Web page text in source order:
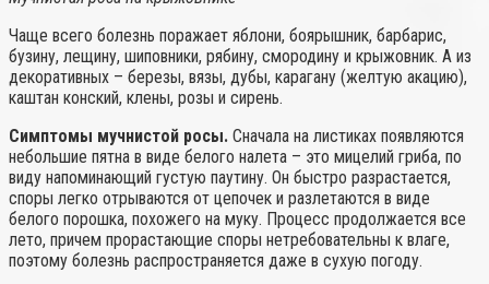
Чаще всего болезнь поражает яблони, боярышник, барбарис,
бузину, лещину, шиповники, рябину, смородину и крыжовник. А из
декоративных – березы, вязы, дубы, карагану (желтую акацию),
каштан конский, клены, розы и сирень.
Симптомы мучнистой росы. Сначала на листиках появляются
небольшие пятна в виде белого налета – это мицелий гриба, по
виду напоминающий густую паутину. Он быстро разрастается,
споры легко отрываются от цепочек и разлетаются в виде
белого порошка, похожего на муку. Процесс продолжается все
лето, причем прорастающие споры нетребовательны к влаге,
поэтому болезнь распространяется даже в сухую погоду.